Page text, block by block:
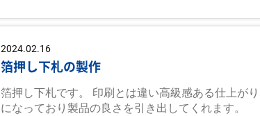
2024.02.16
箔押し下札の製作
箔押し下札です。 印刷とは違い高級感ある仕上がり
になっており製品の良さを引き出してくれます。